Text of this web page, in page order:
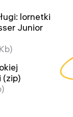
lornetki
Junior
(zip)